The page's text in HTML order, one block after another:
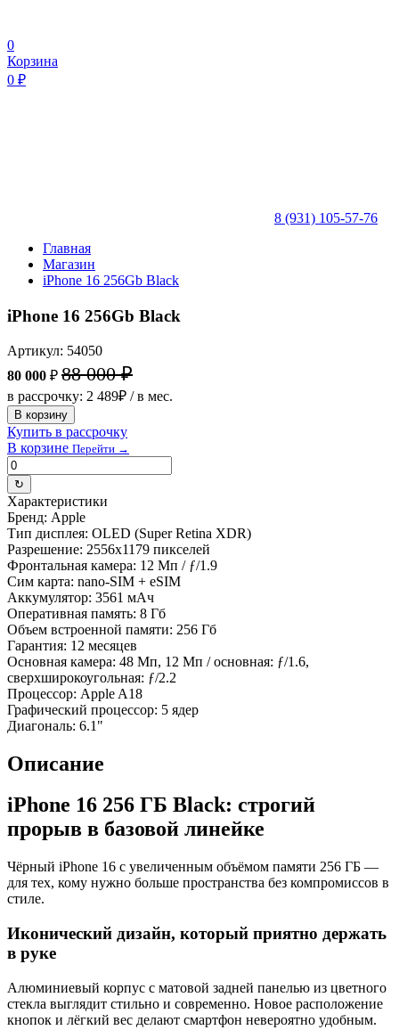
0
Корзина
0 ₽
8 (931) 105-57-76
Главная
Магазин
iPhone 16 256Gb Black
iPhone 16 256Gb Black
Артикул: 54050
80 000 ₽ 88 000 ₽
в рассрочку: 2 489₽ / в мес.
В корзину
Купить в рассрочку
В корзине Перейти →
↻
Характеристики
Бренд: Apple
Тип дисплея: OLED (Super Retina XDR)
Разрешение: 2556x1179 пикселей
Фронтальная камера: 12 Мп / ƒ/1.9
Сим карта: nano-SIM + eSIM
Аккумулятор: 3561 мАч
Оперативная память: 8 Гб
Объем встроенной памяти: 256 Гб
Гарантия: 12 месяцев
Основная камера: 48 Мп, 12 Мп / основная: ƒ/1.6,
сверхширокоугольная: ƒ/2.2
Процессор: Apple A18
Графический процессор: 5 ядер
Диагональ: 6.1"
Описание
iPhone 16 256 ГБ Black: строгий
прорыв в базовой линейке
Чёрный iPhone 16 с увеличенным объёмом памяти 256 ГБ —
для тех, кому нужно больше пространства без компромиссов в
стиле.
Иконический дизайн, который приятно держать
в руке
Алюминиевый корпус с матовой задней панелью из цветного
стекла выглядит стильно и современно. Новое расположение
кнопок и лёгкий вес делают смартфон невероятно удобным.